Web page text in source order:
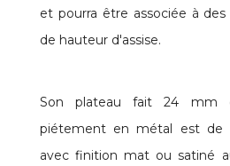
et pourra être associée à
de hauteur d'assise.
Son plateau fait 24 mm
piétement en métal est de
avec finition mat ou satiné